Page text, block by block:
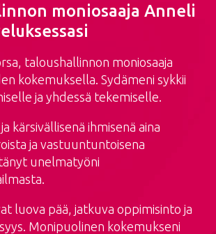
moniosaaja Anneli
taloushallinnon moniosaaja
kokemuksella. Sydämeni sykkii
ja yhdessä tekemiselle.
kärsivällisenä ihmisenä aina
ja vastuuntuntoisena
unelmatyöni
luova pää, jatkuva oppimisinto ja
Monipuolinen kokemukseni